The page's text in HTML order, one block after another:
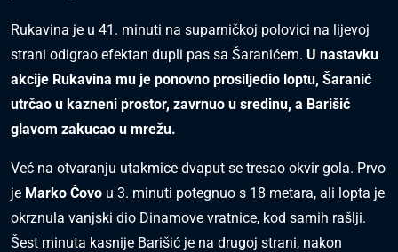
Rukavina je u 41. minuti na suparničkoj polovici na lijevoj
strani odigrao efektan dupli pas sa Šaranićem. U nastavku
akcije Rukavina mu je ponovno prosiljedio loptu, Šaranić
utrčao u kazneni prostor, zavrnuo u sredinu, a Barišić
glavom zakucao u mrežu.
Već na otvaranju utakmice dvaput se tresao okvir gola. Prvo
je Marko Čovo u 3. minuti potegnuo s 18 metara, ali lopta je
okrznula vanjski dio Dinamove vratnice, kod samih rašlji.
Šest minuta kasnije Barišić je na drugoj strani, nakon